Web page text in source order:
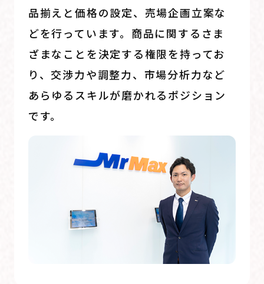
品揃えと価格の設定、売場企画立案な
どを行っています。商品に関するさま
ざまなことを決定する権限を持ってお
り、交渉力や調整力、市場分析力など
あらゆるスキルが磨かれるポジション
です。